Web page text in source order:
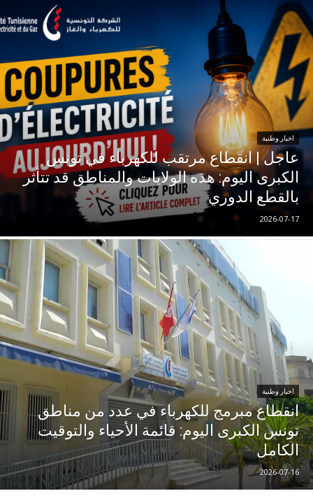
اخبار وطنية
عاجل | انقطاع مرتقب للكهرباء في تونس
الكبرى اليوم: هذه الولايات والمناطق قد تتأثر
بالقطع الدوري
2026-07-17
اخبار وطنية
انقطاع مبرمج للكهرباء في عدد من مناطق
تونس الكبرى اليوم: قائمة الأحياء والتوقيت
الكامل
2026-07-16